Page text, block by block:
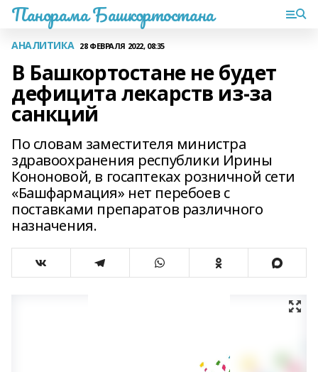
Панорама Башкортостана
АНАЛИТИКА 28 ФЕВРАЛЯ 2022, 08:35
В Башкортостане не будет
дефицита лекарств из-за
санкций
По словам заместителя министра
здравоохранения республики Ирины
Кононовой, в госаптеках розничной сети
«Башфармация» нет перебоев с
поставками препаратов различного
назначения.